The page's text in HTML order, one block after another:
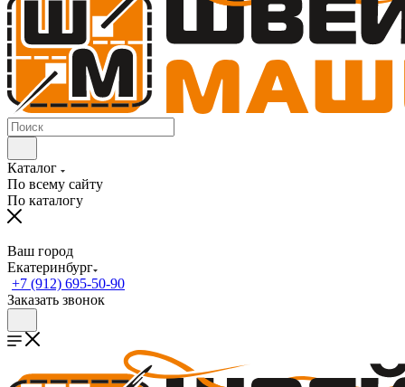
Каталог
По всему сайту
По каталогу
Ваш город
Екатеринбург
+7 (912) 695-50-90
Заказать звонок